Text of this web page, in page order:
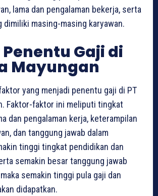
lama dan pengalaman bekerja, serta
dimiliki masing-masing karyawan.
Gaji di
Mayungan
yang menjadi penentu gaji di PT
Faktor-faktor ini meliputi tingkat
dan pengalaman kerja, keterampilan
dan tanggung jawab dalam
tinggi tingkat pendidikan dan
semakin besar tanggung jawab
semakin tinggi pula gaji dan
didapatkan.